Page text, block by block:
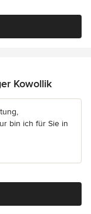
Kowollik
bin ich für Sie in